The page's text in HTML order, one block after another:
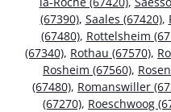
(67390), Saales (67420),
(67480), Rottelsheim
(67340), Rothau (67570),
Rosheim (67560),
(67480), Romanswiller
(67270), Roeschwoog